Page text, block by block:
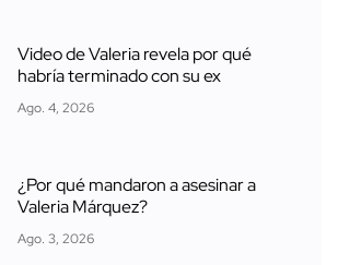
Video de Valeria revela por qué
habría terminado con su ex
Ago. 4, 2026
¿Por qué mandaron a asesinar a
Valeria Márquez?
Ago. 3, 2026